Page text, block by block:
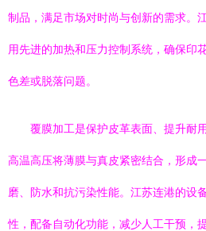
制品，满足市场对时尚与创新的需求。
用先进的加热和压力控制系统，确保印
色差或脱落问题。
覆膜加工是保护皮革表面、提升耐
高温高压将薄膜与真皮紧密结合，形成
磨、防水和抗污染性能。江苏连港的设
性，配备自动化功能，减少人工干预，